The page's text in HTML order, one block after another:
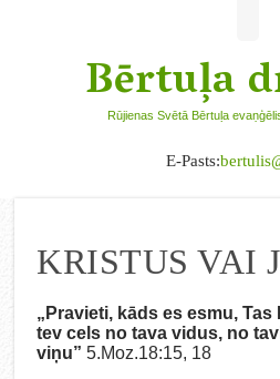
Bērtuļa
Rūjienas Svētā Bērtuļa
E-Pasts:
KRISTUS VAI
„Pravieti, kāds es esmu,
tev cels no tava vidus, no
viņu” 5.Moz.18:15, 18